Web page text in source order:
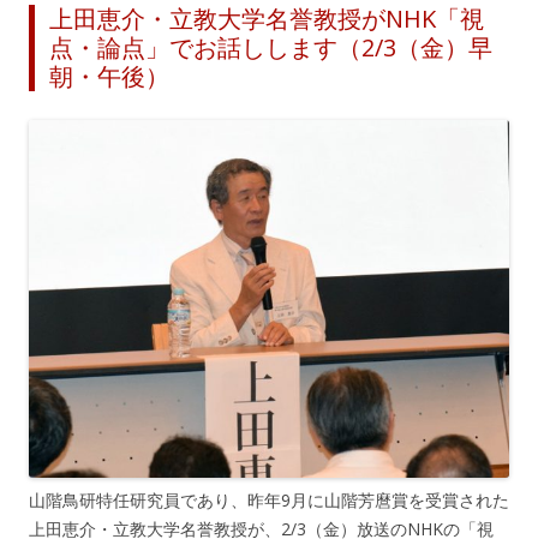
上田恵介・立教大学名誉教授がNHK「視
点・論点」でお話しします（2/3（金）早
朝・午後）
山階鳥研特任研究員であり、昨年9月に山階芳麿賞を受賞された
上田恵介・立教大学名誉教授が、2/3（金）放送のNHKの「視